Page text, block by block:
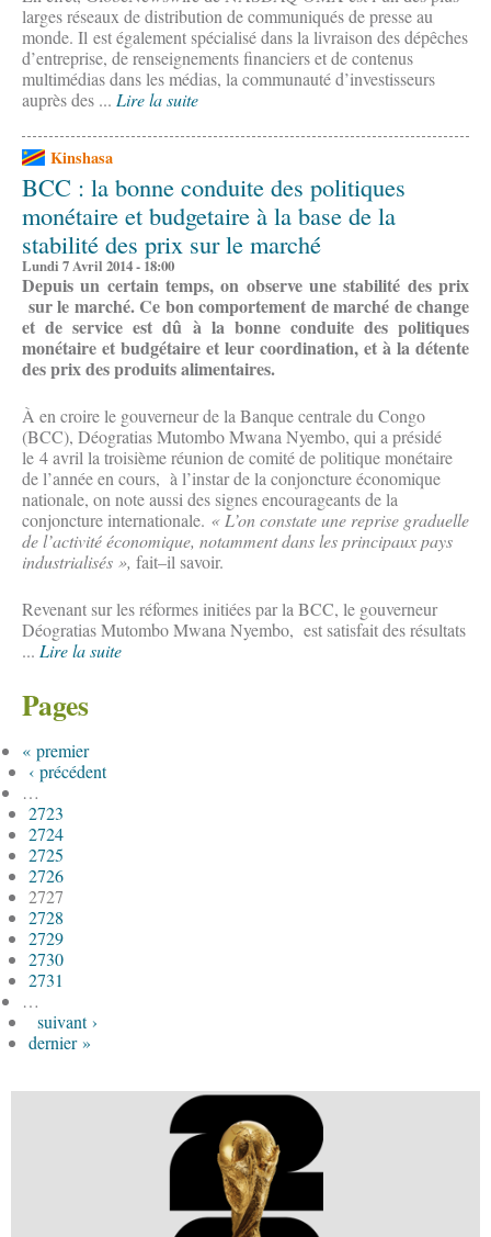
larges réseaux de distribution de communiqués de presse au
monde. Il est également spécialisé dans la livraison des dépêches
d’entreprise, de renseignements financiers et de contenus
multimédias dans les médias, la communauté d’investisseurs
auprès des ... Lire la suite
Kinshasa
BCC : la bonne conduite des politiques
monétaire et budgetaire à la base de la
stabilité des prix sur le marché
Lundi 7 Avril 2014 - 18:00
Depuis un certain temps, on observe une stabilité des prix
sur le marché. Ce bon comportement de marché de change
et de service est dû à la bonne conduite des politiques
monétaire et budgétaire et leur coordination, et à la détente
des prix des produits alimentaires.
À en croire le gouverneur de la Banque centrale du Congo
(BCC), Déogratias Mutombo Mwana Nyembo, qui a présidé
le 4 avril la troisième réunion de comité de politique monétaire
de l’année en cours, à l’instar de la conjoncture économique
nationale, on note aussi des signes encourageants de la
conjoncture internationale. « L’on constate une reprise graduelle
de l’activité économique, notamment dans les principaux pays
industrialisés », fait–il savoir.
Revenant sur les réformes initiées par la BCC, le gouverneur
Déogratias Mutombo Mwana Nyembo, est satisfait des résultats
... Lire la suite
Pages
« premier
‹ précédent
…
2723
2724
2725
2726
2727
2728
2729
2730
2731
…
suivant ›
dernier »